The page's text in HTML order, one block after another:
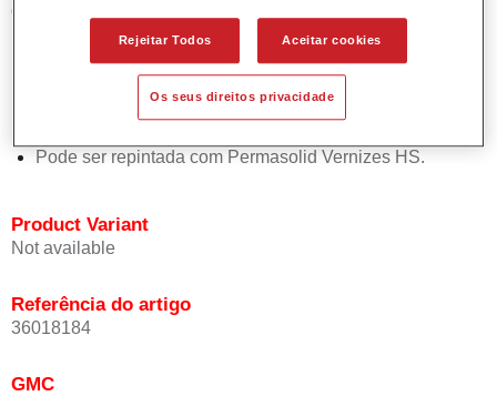
Características do produto
Permite uma aplicação simples e rápida numa operação
de 1.5 demãos.
Oferece boa estabilidade vertical.
Pode ser repintada com Permasolid Vernizes HS.
Product Variant
Not available
Referência do artigo
36018184
GMC
Rejeitar Todos Aceitar cookies
Os seus direitos privacidade